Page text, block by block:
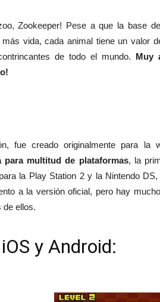
Zookeeper! Pese a que la base
vida, cada animal tiene un valor
de todo el mundo. Muy
fue creado originalmente para la
multitud de plataformas, la
la Play Station 2 y la Nintendo
a la versión oficial, pero hay
de ellos.
y Android: